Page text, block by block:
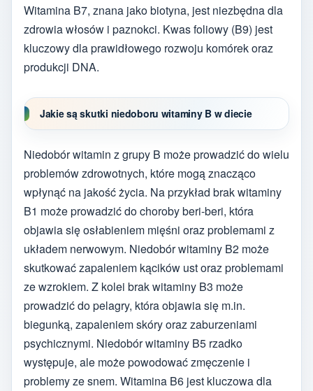
Witamina B7, znana jako biotyna, jest niezbędna dla
zdrowia włosów i paznokci. Kwas foliowy (B9) jest
kluczowy dla prawidłowego rozwoju komórek oraz
produkcji DNA.
Jakie są skutki niedoboru witaminy B w diecie
Niedobór witamin z grupy B może prowadzić do wielu
problemów zdrowotnych, które mogą znacząco
wpłynąć na jakość życia. Na przykład brak witaminy
B1 może prowadzić do choroby beri-beri, która
objawia się osłabieniem mięśni oraz problemami z
układem nerwowym. Niedobór witaminy B2 może
skutkować zapaleniem kącików ust oraz problemami
ze wzrokiem. Z kolei brak witaminy B3 może
prowadzić do pelagry, która objawia się m.in.
biegunką, zapaleniem skóry oraz zaburzeniami
psychicznymi. Niedobór witaminy B5 rzadko
występuje, ale może powodować zmęczenie i
problemy ze snem. Witamina B6 jest kluczowa dla